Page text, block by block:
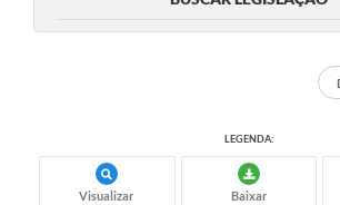
LEGENDA:
Visualizar Baixar